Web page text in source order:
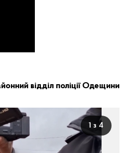
відділ поліції Одещини
1 з 4